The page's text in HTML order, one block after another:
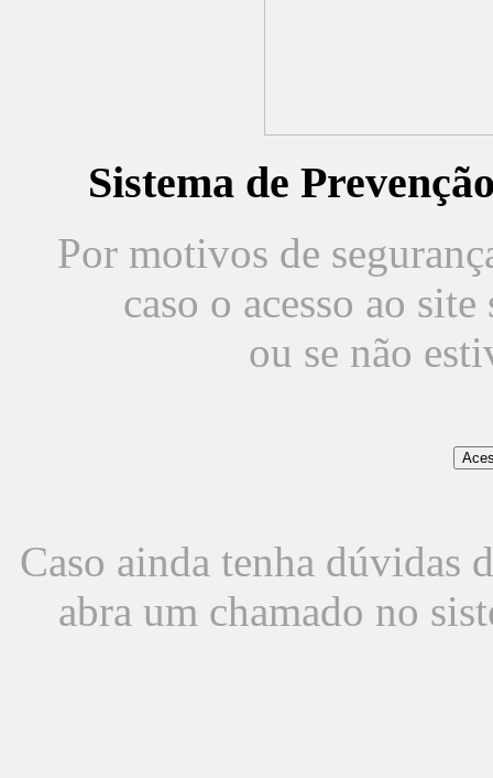
Sistema de
Por motivos de
caso o acesso ao
ou se não
Caso ainda tenha dúvidas
abra um chamado no